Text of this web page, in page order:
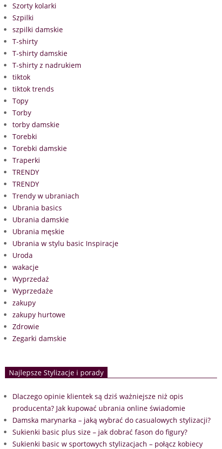
Szorty kolarki
Szpilki
szpilki damskie
T-shirty
T-shirty damskie
T-shirty z nadrukiem
tiktok
tiktok trends
Topy
Torby
torby damskie
Torebki
Torebki damskie
Traperki
TRENDY
TRENDY
Trendy w ubraniach
Ubrania basics
Ubrania damskie
Ubrania męskie
Ubrania w stylu basic Inspiracje
Uroda
wakacje
Wyprzedaż
Wyprzedaże
zakupy
zakupy hurtowe
Zdrowie
Zegarki damskie
Najlepsze Stylizacje i porady
Dlaczego opinie klientek są dziś ważniejsze niż opis
producenta? Jak kupować ubrania online świadomie
Damska marynarka – jaką wybrać do casualowych stylizacji?
Sukienki basic plus size – jak dobrać fason do figury?
Sukienki basic w sportowych stylizacjach – połącz kobiecy